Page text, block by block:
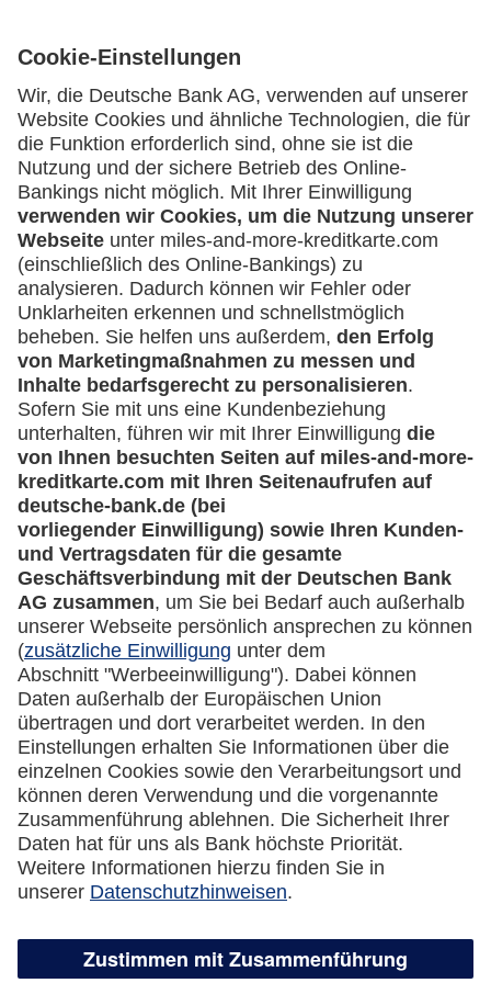
Service
Häufige Fragen
Downloadcenter
Kontakt
Mehr
Kreditkarten-Banking
miles-and-more.com
lufthansa.com
Rechtliches
Impressum
Datenschutz
Cookie Einstellungen
Vertrag widerrufen
Selbstständige
(z.B. Gewerbetreibender, Handwerker,
Freiberufler)
Unternehmen
(z.B. e.K., Personengesellschaft (inkl. GbR),
GmbH)